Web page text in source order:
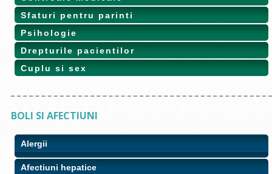
Sfaturi pentru parinti
Psihologie
Drepturile pacientilor
Cuplu si sex
BOLI SI AFECTIUNI
Alergii
Afectiuni hepatice